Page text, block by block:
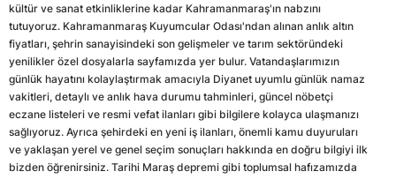
kültür ve sanat etkinliklerine kadar Kahramanmaraş'ın nabzını
tutuyoruz. Kahramanmaraş Kuyumcular Odası'ndan alınan anlık altın
fiyatları, şehrin sanayisindeki son gelişmeler ve tarım sektöründeki
yenilikler özel dosyalarla sayfamızda yer bulur. Vatandaşlarımızın
günlük hayatını kolaylaştırmak amacıyla Diyanet uyumlu günlük namaz
vakitleri, detaylı ve anlık hava durumu tahminleri, güncel nöbetçi
eczane listeleri ve resmi vefat ilanları gibi bilgilere kolayca ulaşmanızı
sağlıyoruz. Ayrıca şehirdeki en yeni iş ilanları, önemli kamu duyuruları
ve yaklaşan yerel ve genel seçim sonuçları hakkında en doğru bilgiyi ilk
bizden öğrenirsiniz. Tarihi Maraş depremi gibi toplumsal hafızamızda